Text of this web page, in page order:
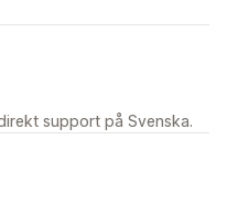
support på Svenska.